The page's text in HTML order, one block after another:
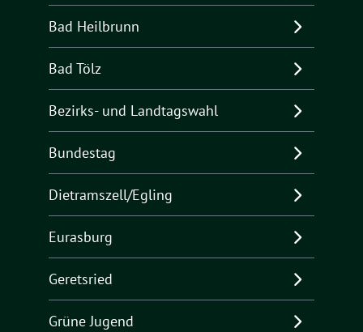
Bad Heilbrunn
Bad Tölz
Bezirks- und Landtagswahl
Bundestag
Dietramszell/Egling
Eurasburg
Geretsried
Grüne Jugend